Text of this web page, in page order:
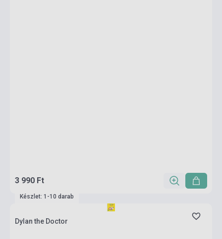
3 990 Ft
Készlet: 1-10 darab
Dylan the Doctor